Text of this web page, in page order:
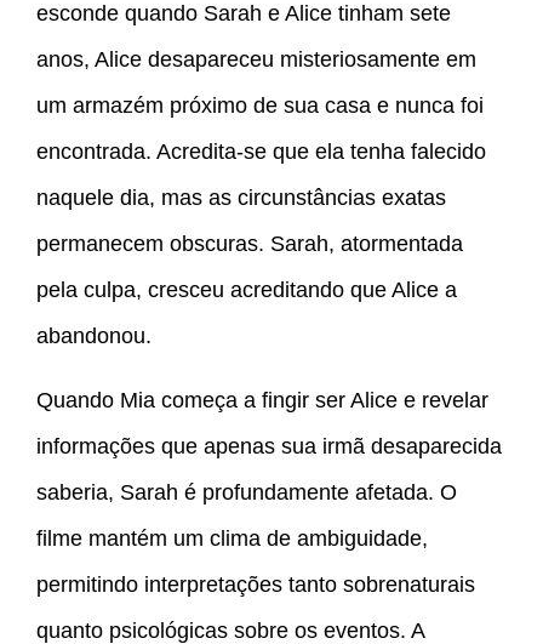
esconde quando Sarah e Alice tinham sete
anos, Alice desapareceu misteriosamente em
um armazém próximo de sua casa e nunca foi
encontrada. Acredita-se que ela tenha falecido
naquele dia, mas as circunstâncias exatas
permanecem obscuras. Sarah, atormentada
pela culpa, cresceu acreditando que Alice a
abandonou.
Quando Mia começa a fingir ser Alice e revelar
informações que apenas sua irmã desaparecida
saberia, Sarah é profundamente afetada. O
filme mantém um clima de ambiguidade,
permitindo interpretações tanto sobrenaturais
quanto psicológicas sobre os eventos. A